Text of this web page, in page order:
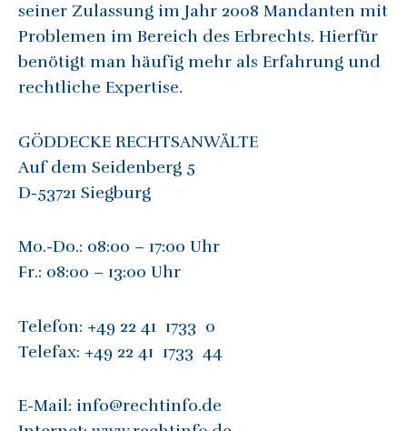
seiner Zulassung im Jahr 2008 Mandanten mit
Problemen im Bereich des Erbrechts. Hierfür
benötigt man häufig mehr als Erfahrung und
rechtliche Expertise.
GÖDDECKE RECHTSANWÄLTE
Auf dem Seidenberg 5
D-53721 Siegburg
Mo.-Do.: 08:00 – 17:00 Uhr
Fr.: 08:00 – 13:00 Uhr
Telefon: +49 22 41 1733 0
Telefax: +49 22 41 1733 44
E-Mail: info@rechtinfo.de